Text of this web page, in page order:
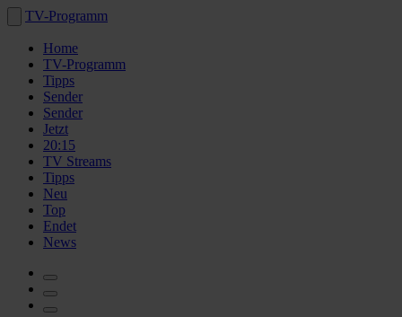
TV-Programm
Home
TV-Programm
Tipps
Sender
Sender
Jetzt
20:15
TV Streams
Tipps
Neu
Top
Endet
News